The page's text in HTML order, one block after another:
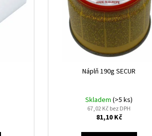
Náplň 190g SECUR
Skladem(>5 ks)
67,02 Kč bez DPH
81,10 Kč
PR.2,5/ OK NIFE-CL-A